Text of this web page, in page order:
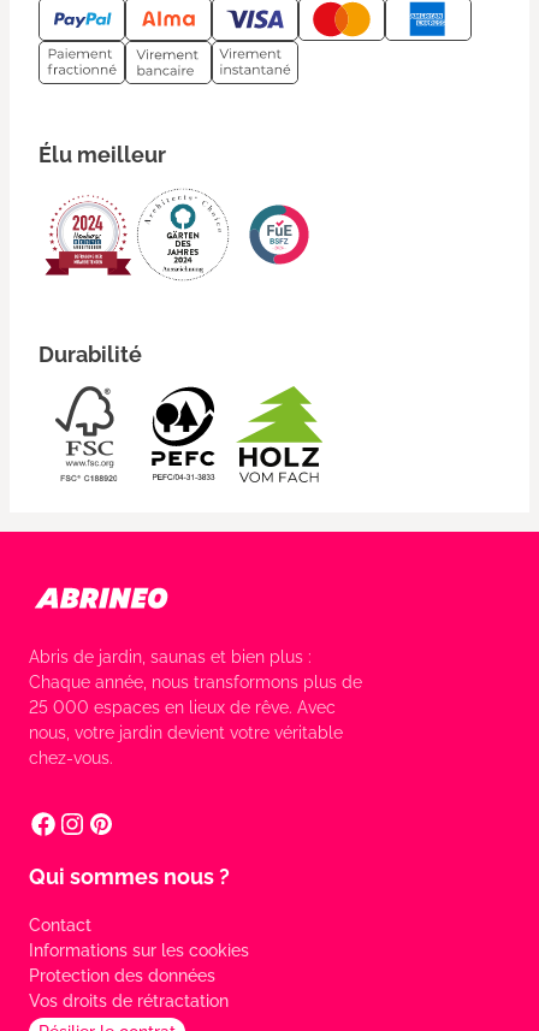
Élu meilleur
Durabilité
Abris de jardin, saunas et bien plus :
Chaque année, nous transformons plus de
25 000 espaces en lieux de rêve. Avec
nous, votre jardin devient votre véritable
chez-vous.
Qui sommes nous ?
Contact
Informations sur les cookies
Protection des données
Vos droits de rétractation